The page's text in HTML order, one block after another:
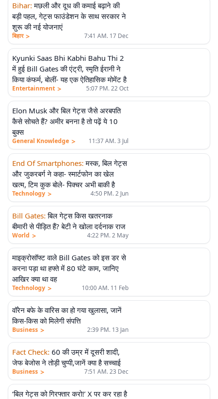
Bihar: मछली और दूध की कमाई बढ़ाने की
बड़ी पहल, गेट्स फाउंडेशन के साथ सरकार ने
शुरू की नई योजनाएं
बिहार > 7:41 AM. 17 Dec
Kyunki Saas Bhi Kabhi Bahu Thi 2
में हुई Bill Gates की एंट्री, स्मृति ईरानी ने
किया कंफर्म, बोलीं- यह एक ऐतिहासिक मोमेंट है
Entertainment > 5:07 PM. 22 Oct
Elon Musk और बिल गेट्स जैसे अरबपति
कैसे सोचते हैं? अमीर बनना है तो पढ़ें ये 10
बुक्स
General Knowledge > 11:37 AM. 3 Jul
End Of Smartphones: मस्क, बिल गेट्स
और जुकरबर्ग ने कहा- स्मार्टफोन का खेल
खत्म, टिम कुक बोले- पिक्चर अभी बाकी है
Technology > 4:50 PM. 2 Jun
Bill Gates: बिल गेट्स किस खतरनाक
बीमारी से पीड़ित हैं? बेटी ने खोला दर्दनाक राज
World > 4:22 PM. 2 May
माइक्रोसॉफ्ट वाले Bill Gates को इस डर से
करना पड़ा था हफ्ते में 80 घंटे काम, जानिए
आखिर क्या था वह
Technology > 10:00 AM. 11 Feb
वॉरेन बफे के वारिस का हो गया खुलासा, जानें
किस-किस को मिलेगी संपत्ति
Business > 2:39 PM. 13 Jan
Fact Check: 60 की उम्र में दूसरी शादी,
जेफ बेजोस ने तोड़ी चुप्पी,जानें क्या है सच्चाई
Business > 7:51 AM. 23 Dec
‘बिल गेट्स को गिरफ्तार करो!’ X पर कर रहा है